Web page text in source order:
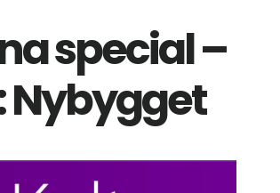
special –
Nybygget